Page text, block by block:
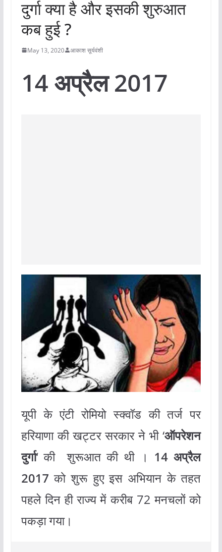
दुर्गा क्या है और इसकी शुरुआत
कब हुई ?
May 13, 2020 आकाश सूर्यवंशी
14 अप्रैल 2017
यूपी के एंटी रोमियो स्क्वॉड की तर्ज पर
हरियाणा की खट्टर सरकार ने भी ‘ऑपरेशन
दुर्गा‘ की शुरूआत की थी । 14 अप्रैल
2017को शुरू हुए इस अभियान के तहत
पहले दिन ही राज्य में करीब 72 मनचलों को
पकड़ा गया।